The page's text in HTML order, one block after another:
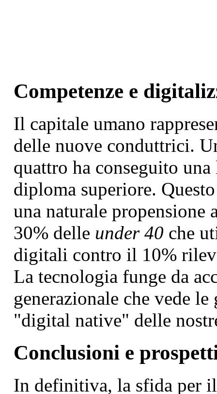
Competenze e
Il capitale umano
delle nuove conduttrici.
quattro ha conseguito
diploma superiore.
una naturale
30% delle under 40 che
digitali contro il 10%
La tecnologia funge da
generazionale che vede
"digital native" delle
Conclusioni e
In definitiva, la sfida per